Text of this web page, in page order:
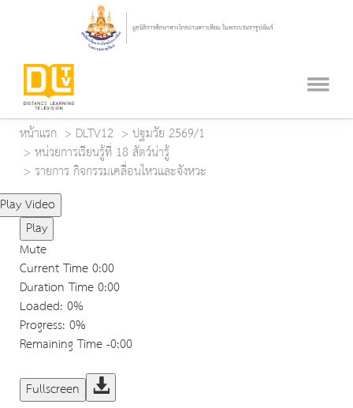
หน้าแรก DLTV12
ปฐมวัย 2569/1
หน่วยการเรียนรู้ที่ 18 สัตว์น่ารู้
รายการ กิจกรรมเคลื่อนไหวและจังหวะ
Play Video
Play
Mute
Current Time0:00
Duration Time0:00
Loaded: 0%
Progress: 0%
Remaining Time-0:00
Fullscreen